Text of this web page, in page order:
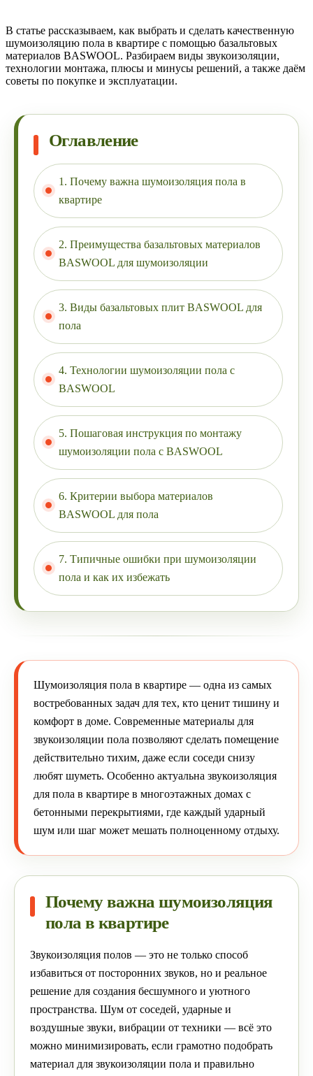
В статье рассказываем, как выбрать и сделать качественную
шумоизоляцию пола в квартире с помощью базальтовых
материалов BASWOOL. Разбираем виды звукоизоляции,
технологии монтажа, плюсы и минусы решений, а также даём
советы по покупке и эксплуатации.
Оглавление
1. Почему важна шумоизоляция пола в
квартире
2. Преимущества базальтовых материалов
BASWOOL для шумоизоляции
3. Виды базальтовых плит BASWOOL для
пола
4. Технологии шумоизоляции пола с
BASWOOL
5. Пошаговая инструкция по монтажу
шумоизоляции пола с BASWOOL
6. Критерии выбора материалов
BASWOOL для пола
7. Типичные ошибки при шумоизоляции
пола и как их избежать
Шумоизоляция пола в квартире — одна из самых
востребованных задач для тех, кто ценит тишину и
комфорт в доме. Современные материалы для
звукоизоляции пола позволяют сделать помещение
действительно тихим, даже если соседи снизу
любят шуметь. Особенно актуальна звукоизоляция
для пола в квартире в многоэтажных домах с
бетонными перекрытиями, где каждый ударный
шум или шаг может мешать полноценному отдыху.
Почему важна шумоизоляция
пола в квартире
Звукоизоляция полов — это не только способ
избавиться от посторонних звуков, но и реальное
решение для создания бесшумного и уютного
пространства. Шум от соседей, ударные и
воздушные звуки, вибрации от техники — всё это
можно минимизировать, если грамотно подобрать
материал для звукоизоляции пола и правильно